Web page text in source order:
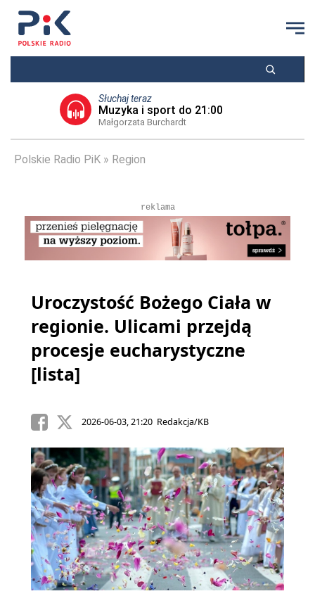
Słuchaj teraz
Muzyka i sport do 21:00
Małgorzata Burchardt
Polskie Radio PiK Region
reklama
Uroczystość Bożego Ciała w
regionie. Ulicami przejdą
procesje eucharystyczne
[lista]
2026-06-03, 21:20 Redakcja/KB